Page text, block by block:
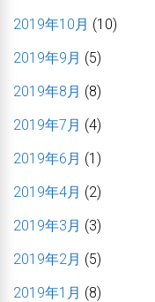
2019年10月 (10)
2019年9月 (5)
2019年8月 (8)
2019年7月 (4)
2019年6月 (1)
2019年4月 (2)
2019年3月 (3)
2019年2月 (5)
2019年1月 (8)